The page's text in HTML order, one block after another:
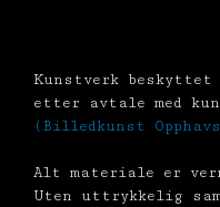
Kunstverk
etter avtale med
(Billedkunst
Alt materiale er
Uten uttrykkelig